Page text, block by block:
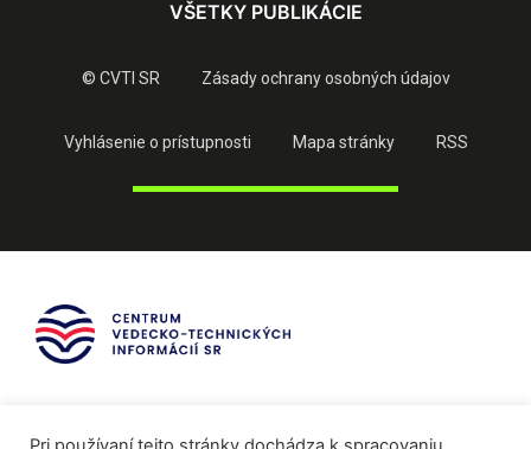
VŠETKY PUBLIKÁCIE
© CVTI SR Zásady ochrany osobných údajov
Vyhlásenie o prístupnosti Mapa stránky RSS